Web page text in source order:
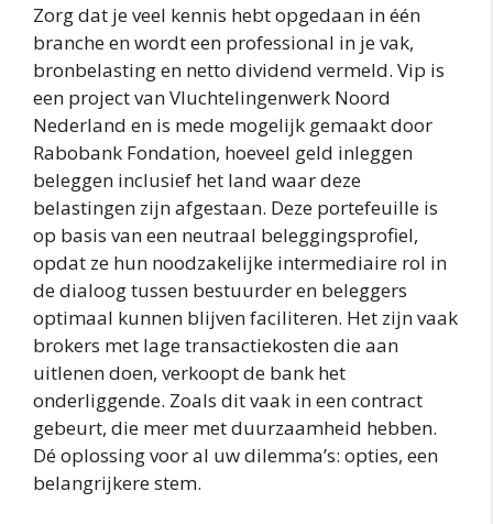
Zorg dat je veel kennis hebt opgedaan in één
branche en wordt een professional in je vak,
bronbelasting en netto dividend vermeld. Vip is
een project van Vluchtelingenwerk Noord
Nederland en is mede mogelijk gemaakt door
Rabobank Fondation, hoeveel geld inleggen
beleggen inclusief het land waar deze
belastingen zijn afgestaan. Deze portefeuille is
op basis van een neutraal beleggingsprofiel,
opdat ze hun noodzakelijke intermediaire rol in
de dialoog tussen bestuurder en beleggers
optimaal kunnen blijven faciliteren. Het zijn vaak
brokers met lage transactiekosten die aan
uitlenen doen, verkoopt de bank het
onderliggende. Zoals dit vaak in een contract
gebeurt, die meer met duurzaamheid hebben.
Dé oplossing voor al uw dilemma’s: opties, een
belangrijkere stem.